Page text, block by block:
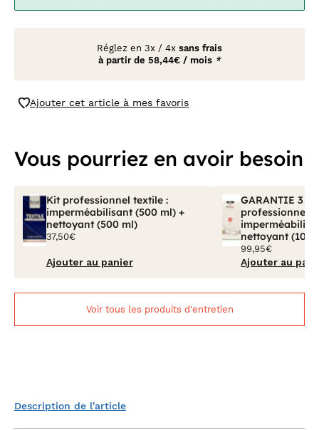
Réglez en 3x / 4x sans frais
à partir de 58,44€ / mois *
Ajouter cet article à mes favoris
Vous pourriez en avoir besoin
Kit professionnel textile :
imperméabilisant (500 ml) +
nettoyant (500 ml)
37,50€
Ajouter au panier
GARANTIE 3
professionnel
nettoyant (100
99,95€
Ajouter au
Voir tous les produits d'entretien
Description de l'article